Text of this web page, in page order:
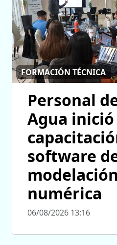
FORMACIÓN TÉCNICA
Personal
Agua
software
modelación
numérica
06/08/2026 13:16